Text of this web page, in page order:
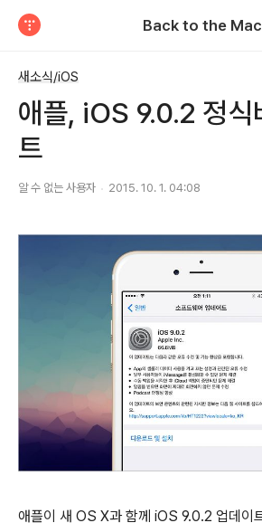
Back to the Mac
새소식/iOS
애플, iOS 9.0.2 정식
트
알 수 없는 사용자 2015. 10. 1. 04:08
애플이 새 OS X과 함께 iOS 9.0.2 업데이